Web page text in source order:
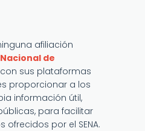
afiliación
de
sus plataformas
proporcionar a los
información útil,
para facilitar
por el SENA.